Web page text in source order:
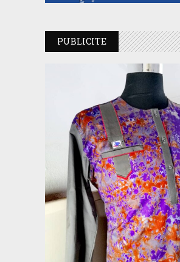
PUBLICITE